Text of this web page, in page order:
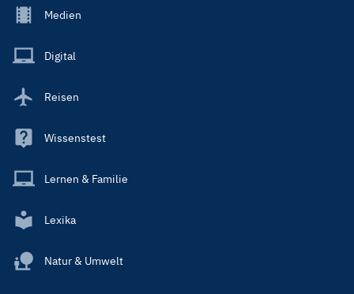
Footer
Main
Medien
Digital
Reisen
Wissenstest
Lernen & Familie
Lexika
Natur & Umwelt